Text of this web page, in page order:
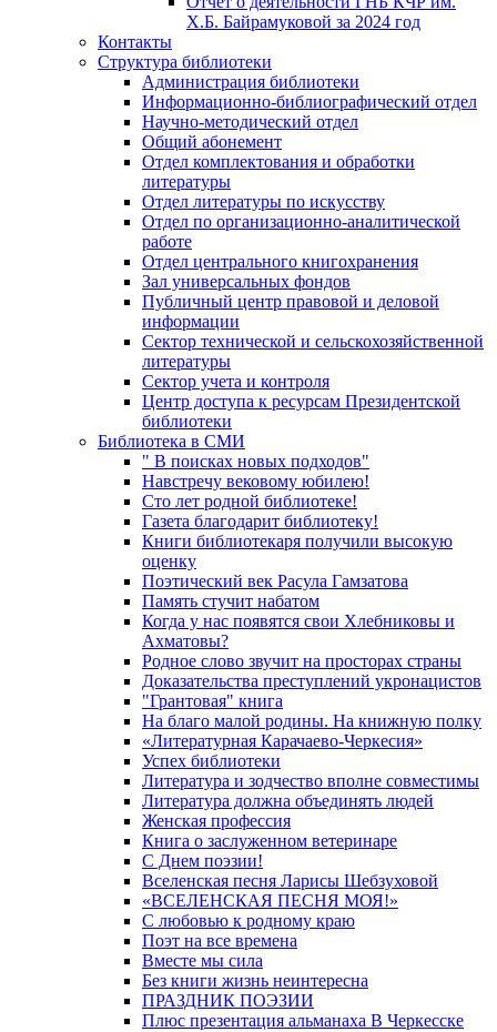
Х.Б. Байрамуковой за 2024 год
Контакты
Структура библиотеки
Администрация библиотеки
Информационно-библиографический отдел
Научно-методический отдел
Общий абонемент
Отдел комплектования и обработки
литературы
Отдел литературы по искусству
Отдел по организационно-аналитической
работе
Отдел центрального книгохранения
Зал универсальных фондов
Публичный центр правовой и деловой
информации
Сектор технической и сельскохозяйственной
литературы
Сектор учета и контроля
Центр доступа к ресурсам Президентской
библиотеки
Библиотека в СМИ
" В поисках новых подходов"
Навстречу вековому юбилею!
Сто лет родной библиотеке!
Газета благодарит библиотеку!
Книги библиотекаря получили высокую
оценку
Поэтический век Расула Гамзатова
Память стучит набатом
Когда у нас появятся свои Хлебниковы и
Ахматовы?
Родное слово звучит на просторах страны
Доказательства преступлений укронацистов
"Грантовая" книга
На благо малой родины. На книжную полку
«Литературная Карачаево-Черкесия»
Успех библиотеки
Литература и зодчество вполне совместимы
Литература должна объединять людей
Женская профессия
Книга о заслуженном ветеринаре
С Днем поэзии!
Вселенская песня Ларисы Шебзуховой
«ВСЕЛЕНСКАЯ ПЕСНЯ МОЯ!»
С любовью к родному краю
Поэт на все времена
Вместе мы сила
Без книги жизнь неинтересна
ПРАЗДНИК ПОЭЗИИ
Плюс презентация альманаха В Черкесске